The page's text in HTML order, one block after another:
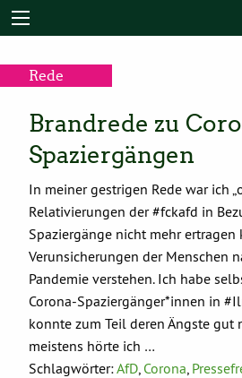
Rede
Brandrede zu
Spaziergängen
In meiner gestrigen Rede war ich
Relativierungen der #fckafd in
Spaziergänge nicht mehr ertragen
Verunsicherungen der Menschen
Pandemie verstehen. Ich habe
Corona-Spaziergänger*innen in
konnte zum Teil deren Ängste gut
meistens hörte ich …
Schlagwörter:AfD Corona